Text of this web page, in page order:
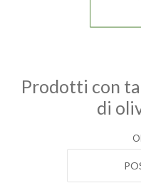
Prodotti con
di